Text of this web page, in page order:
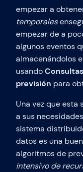
empezar a
temporales
empezar de a
algunos eventos
almacenándolos
usando
previsión para
Una vez que esta
a sus
sistema
datos es una
algoritmos de
intensivo de